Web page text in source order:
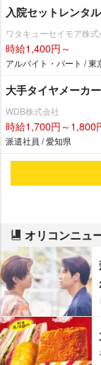
入院セットレンタ
ワタキューセイモア株
時給1,400円～
アルバイト・パート / 東
大手タイヤメーカ
WDB株式会社
時給1,700円～1,800
派遣社員 / 愛知県
オリコンニュ